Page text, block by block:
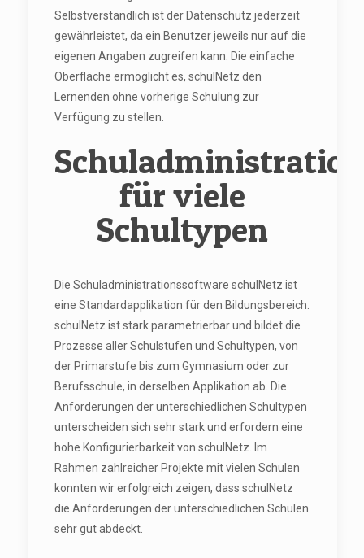
Selbstverständlich ist der Datenschutz jederzeit
gewährleistet, da ein Benutzer jeweils nur auf die
eigenen Angaben zugreifen kann. Die einfache
Oberfläche ermöglicht es, schulNetz den
Lernenden ohne vorherige Schulung zur
Verfügung zu stellen.
für viele
Schultypen
Die Schuladministrationssoftware schulNetz ist
eine Standardapplikation für den Bildungsbereich.
schulNetz ist stark parametrierbar und bildet die
Prozesse aller Schulstufen und Schultypen, von
der Primarstufe bis zum Gymnasium oder zur
Berufsschule, in derselben Applikation ab. Die
Anforderungen der unterschiedlichen Schultypen
unterscheiden sich sehr stark und erfordern eine
hohe Konfigurierbarkeit von schulNetz. Im
Rahmen zahlreicher Projekte mit vielen Schulen
konnten wir erfolgreich zeigen, dass schulNetz
die Anforderungen der unterschiedlichen Schulen
sehr gut abdeckt.